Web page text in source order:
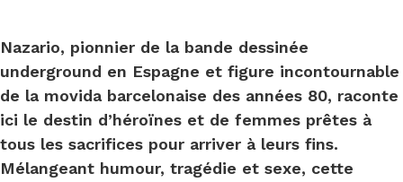
Nazario, pionnier de la bande dessinée
underground en Espagne et figure incontournable
de la movida barcelonaise des années 80, raconte
ici le destin d’héroïnes et de femmes prêtes à
tous les sacrifices pour arriver à leurs fins.
Mélangeant humour, tragédie et sexe, cette